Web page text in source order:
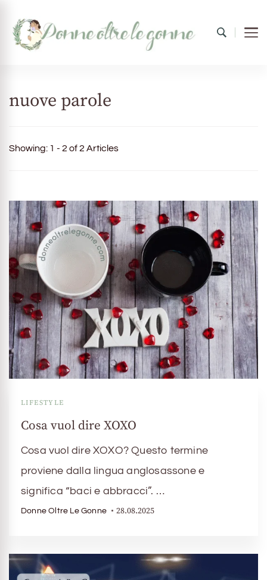
nuove parole
Showing: 1 - 2 of 2 Articles
LIFESTYLE
Cosa vuol dire XOXO
Cosa vuol dire XOXO? Questo termine
proviene dalla lingua anglosassone e
significa “baci e abbracci”. …
Donne Oltre Le Gonne 28.08.2025